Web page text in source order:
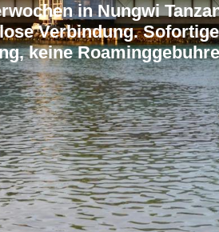
in Nungwi
Verbindung.
keine